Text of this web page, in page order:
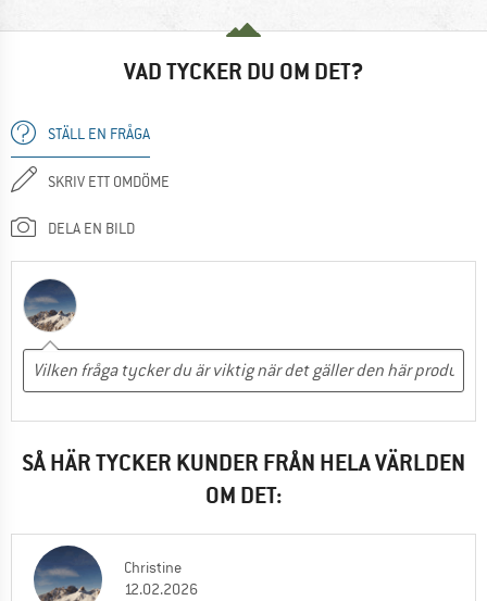
VAD TYCKER DU OM DET?
STÄLL EN FRÅGA
SKRIV ETT OMDÖME
DELA EN BILD
SÅ HÄR TYCKER KUNDER FRÅN HELA VÄRLDEN
OM DET:
Christine
12.02.2026